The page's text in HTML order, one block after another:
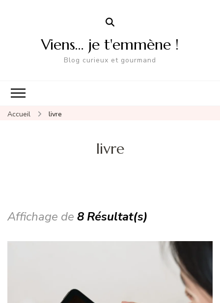
Viens… je t'emmène !
Blog curieux et gourmand
Accueil livre
livre
Affichage de 8 Résultat(s)